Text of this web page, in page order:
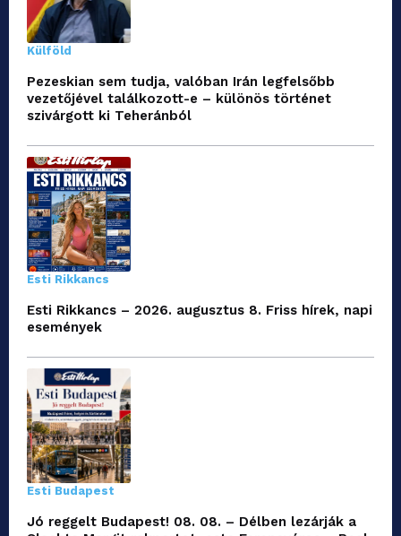
Külföld
Pezeskian sem tudja, valóban Irán legfelsőbb
vezetőjével találkozott-e – különös történet
szivárgott ki Teheránból
Esti Rikkancs
Esti Rikkancs – 2026. augusztus 8. Friss hírek, napi
események
Esti Budapest
Jó reggelt Budapest! 08. 08. – Délben lezárják a